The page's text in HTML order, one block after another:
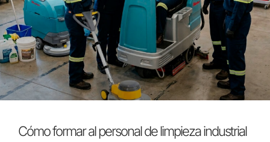
Cómo formar al personal de limpieza industrial